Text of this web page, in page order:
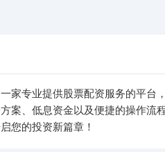
家专业提供股票配资服务的平
案、低息资金以及便捷的操作
您的投资新篇章！